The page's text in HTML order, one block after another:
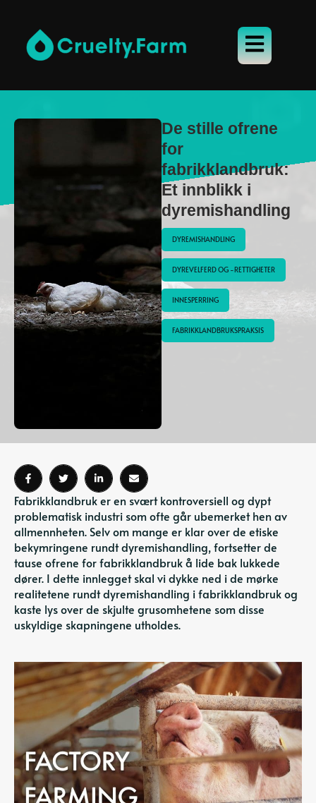
De stille ofrene
for
fabrikklandbruk:
Et innblikk i
dyremishandling
DYREMISHANDLING
DYREVELFERD OG -RETTIGHETER
INNESPERRING
FABRIKKLANDBRUKSPRAKSIS
Fabrikklandbruk er en svært kontroversiell og dypt
problematisk industri som ofte går ubemerket hen av
allmennheten. Selv om mange er klar over de etiske
bekymringene rundt dyremishandling, fortsetter de
tause ofrene for fabrikklandbruk å lide bak lukkede
dører. I dette innlegget skal vi dykke ned i de mørke
realitetene rundt dyremishandling i fabrikklandbruk og
kaste lys over de skjulte grusomhetene som disse
uskyldige skapningene utholdes.